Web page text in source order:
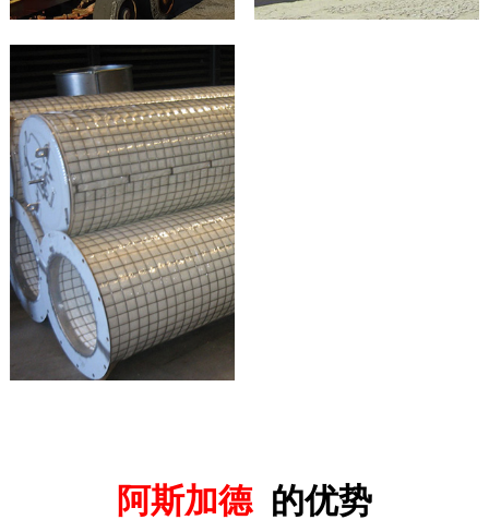
阿斯加德 的优势